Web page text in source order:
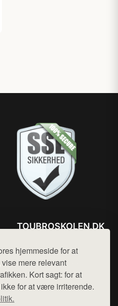
hjemmeside for at
mere relevant
Kort sagt: for at
for at være irriterende.
TOUBROSKOLEN.DK
Mail: hej@want.dk
Cookie- og privatlivspolitik